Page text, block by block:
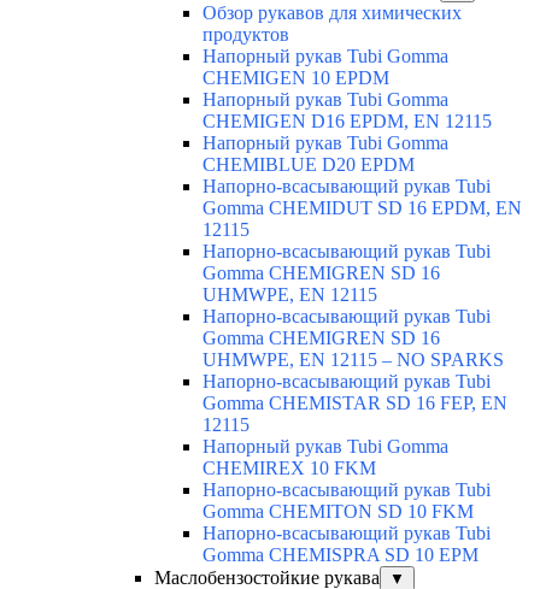
Обзор рукавов для химических
продуктов
Напорный рукав Tubi Gomma
CHEMIGEN 10 EPDM
Напорный рукав Tubi Gomma
CHEMIGEN D16 EPDM, EN 12115
Напорный рукав Tubi Gomma
CHEMIBLUE D20 EPDM
Напорно-всасывающий рукав Tubi
Gomma CHEMIDUT SD 16 EPDM, EN
12115
Напорно-всасывающий рукав Tubi
Gomma CHEMIGREN SD 16
UHMWPE, EN 12115
Напорно-всасывающий рукав Tubi
Gomma CHEMIGREN SD 16
UHMWPE, EN 12115 – NO SPARKS
Напорно-всасывающий рукав Tubi
Gomma CHEMISTAR SD 16 FEP, EN
12115
Напорный рукав Tubi Gomma
CHEMIREX 10 FKM
Напорно-всасывающий рукав Tubi
Gomma CHEMITON SD 10 FKM
Напорно-всасывающий рукав Tubi
Gomma CHEMISPRA SD 10 EPM
Маслобензостойкие рукава
▼